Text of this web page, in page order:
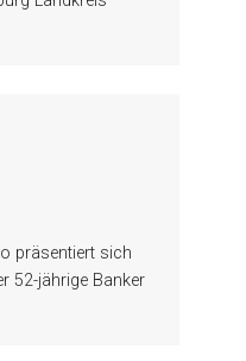
präsentiert sich
52-jährige Banker